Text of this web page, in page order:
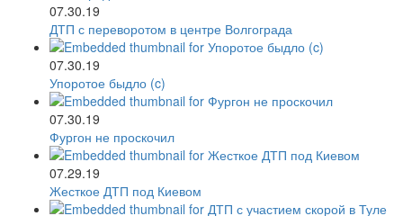
07.30.19
ДТП с переворотом в центре Волгограда
07.30.19
Упоротое быдло (c)
07.30.19
Фургон не проскочил
07.29.19
Жесткое ДТП под Киевом